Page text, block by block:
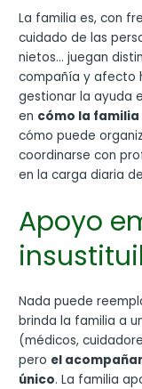
La familia es, con
cuidado de las
nietos… juegan
compañía y afecto
gestionar la ayuda
en cómo la
cómo puede
coordinarse con
en la carga diaria
Apoyo
Nada puede
brinda la familia a
(médicos,
pero el
único. La familia